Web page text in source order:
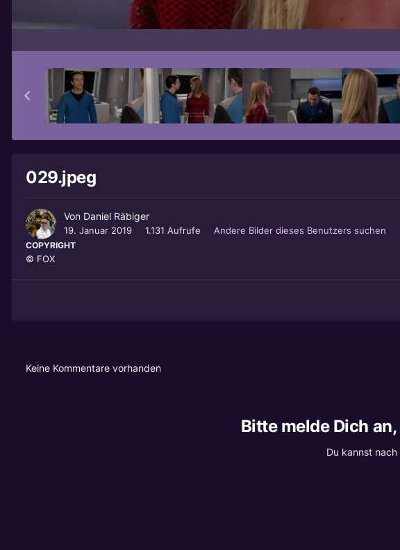
029.jpeg
Von Daniel Räbiger
19. Januar 2019 1.131 Aufrufe Andere Bilder dieses Benutzers suchen
COPYRIGHT
© FOX
Keine Kommentare vorhanden
Bitte melde Dich
Du kannst